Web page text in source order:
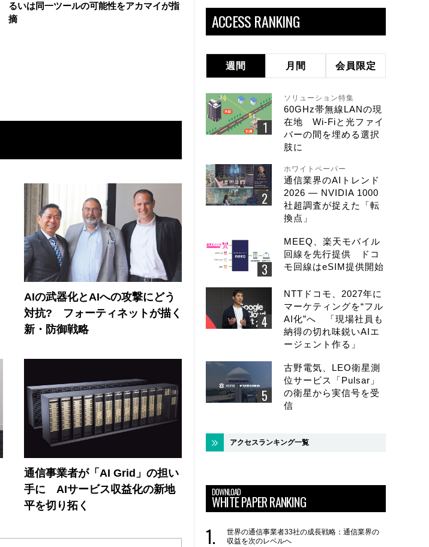
るいは同一ツールの可能性をアカマイが指
摘
AIの武器化とAIへの攻撃にどう
対抗? フォーティネットが描く
新・防御戦略
通信事業者が「AI Grid」の担い
手に AIサービス収益化の新地
平を切り拓く
ACCESS RANKING
週間 月間 会員限定
ソリューション特集
60GHz帯無線LANの現
在地 Wi-Fiと光ファイ
バーの間を埋める選択
肢に
ホワイトペーパー
通信業界のAIトレンド
2026 ― NVIDIA 1000
社超調査が捉えた「転
換点」
MEEQ、楽天モバイル
回線を先行提供 ドコ
モ回線はeSIM提供開始
NTTドコモ、2027年に
マーケティングを“フル
AI化”へ 「現場社員も
納得の切れ味鋭いAIエ
ージェント作る」
古野電気、LEO衛星測
位サービス「Pulsar」
の衛星から実信号を受
信
アクセスランキング一覧
DOWNLOAD
WHITE PAPER RANKING
世界の通信事業者33社の成長戦略：通信業界の
収益を次のレベルへ